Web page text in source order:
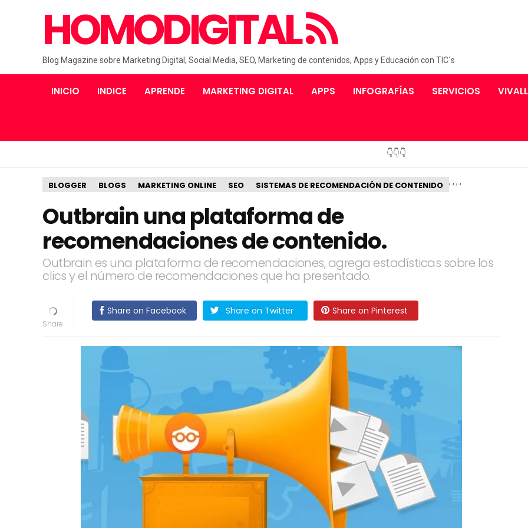
HOMODIGITAL
Blog Magazine sobre Marketing Digital, Social Media, SEO, Marketing de contenidos, Apps y Educación con TIC´s
INICIO INDICE APRENDE MARKETING DIGITAL APPS INFOGRAFÍAS SERVICIOS
👇👇👇
BLOGGER ,
BLOGS ,
MARKETING ONLINE ,
SEO ,
SISTEMAS DE RECOMENDACIÓN DE CONTENIDO
Outbrain una plataforma de
recomendaciones de contenido.
Outbrain es una plataforma de recomendaciones, agrega estadísticas sobre los
clics y el número de recomendaciones que ha presentado.
Share on Facebook Share on Twitter Share on Pinterest